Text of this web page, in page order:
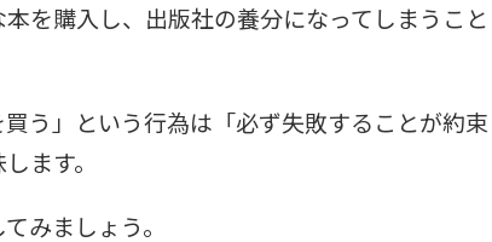
を購入し、出版社の養分になってしまうこと
う」という行為は「必ず失敗することが約束
ます。
みましょう。